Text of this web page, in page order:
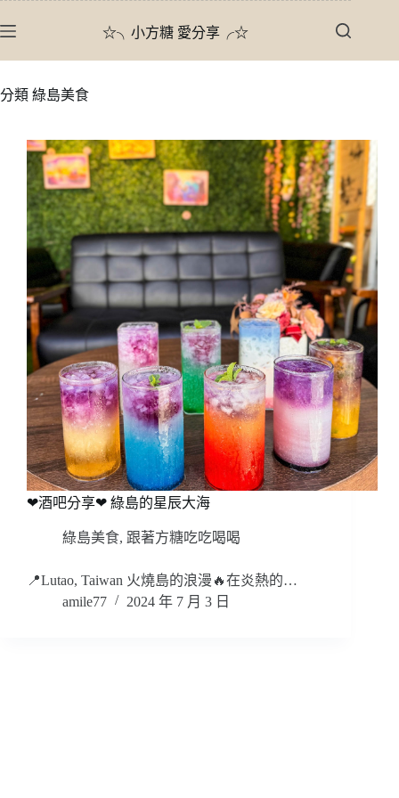
至
內
☆╮小方糖 愛分享╭☆
分類 綠島美食
❤酒吧分享❤ 綠島的星辰大海
綠島美食, 跟著方糖吃吃喝喝
📍Lutao, Taiwan 火燒島的浪漫🔥在炎熱的…
amile77
2024 年 7 月 3 日